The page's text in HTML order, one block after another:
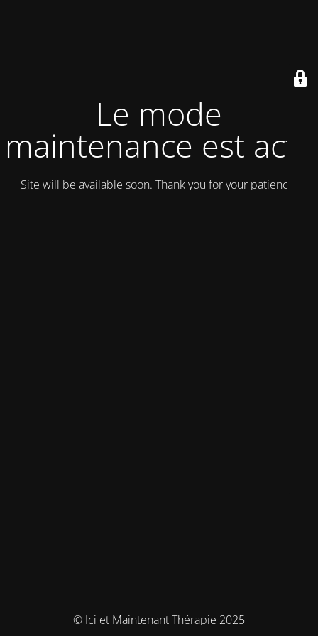
Le mode
maintenance est actif
Site will be available soon. Thank you for your patience!
© Ici et Maintenant Thérapie 2025